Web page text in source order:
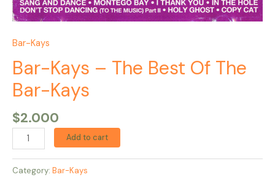
Bar-Kays
Bar-Kays – The Best Of The
Bar-Kays
$2.000
Add to cart
Category: Bar-Kays